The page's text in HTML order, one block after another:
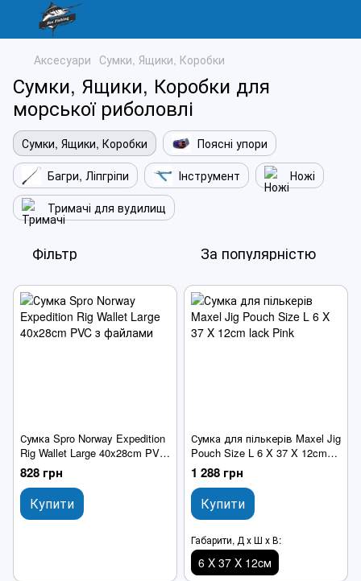
Аксесуари Сумки, Ящики, Коробки
Сумки, Ящики, Коробки для
морської риболовлі
Сумки, Ящики, Коробки
Поясні упори
Багри, Ліпгріпи
Інструмент
Ножі
Тримачі для вудилищ
Фільтр За популярністю
Сумка Spro Norway Expedition
Rig Wallet Large 40x28cm PVC
з файлами
828 грн
Купити
Сумка для пількерів Maxel Jig
Pouch Size L 6 X 37 X 12cm
lack Pink
1 288 грн
Купити
Габарити, Д х Ш х В:
6 X 37 X 12cм